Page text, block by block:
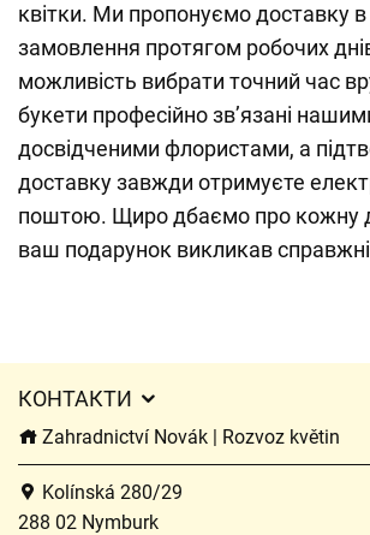
квітки. Ми пропонуємо доставку
замовлення протягом робочих
можливість вибрати точний час
букети професійно зв’язані
досвідченими флористами, а
доставку завжди отримуєте
поштою. Щиро дбаємо про кожну
ваш подарунок викликав справжні
КОНТАКТИ
Zahradnictví Novák | Rozvoz květin
Kolínská 280/29
288 02 Nymburk